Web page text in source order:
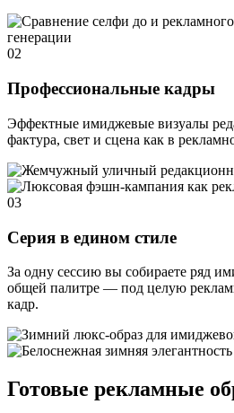
02
Профессиональные кадры
Эффектные имиджевые визуалы
фактура, свет и сцена как в
03
Серия в едином стиле
За одну сессию вы собираете ряд
общей палитре — под целую
кадр.
Готовые рекламные